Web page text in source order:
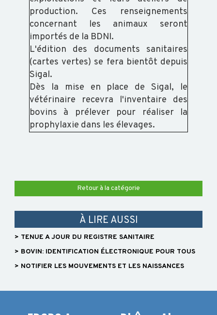
production. Ces renseignements
concernant les animaux seront
importés de la BDNI.
L'édition des documents sanitaires
(cartes vertes) se fera bientôt depuis
Sigal.
Dès la mise en place de Sigal, le
vétérinaire recevra l'inventaire des
bovins à prélever pour réaliser la
prophylaxie dans les élevages.
Retour à la catégorie
À LIRE AUSSI
> TENUE A JOUR DU REGISTRE SANITAIRE
> BOVIN: IDENTIFICATION ÉLECTRONIQUE POUR TOUS
> NOTIFIER LES MOUVEMENTS ET LES NAISSANCES